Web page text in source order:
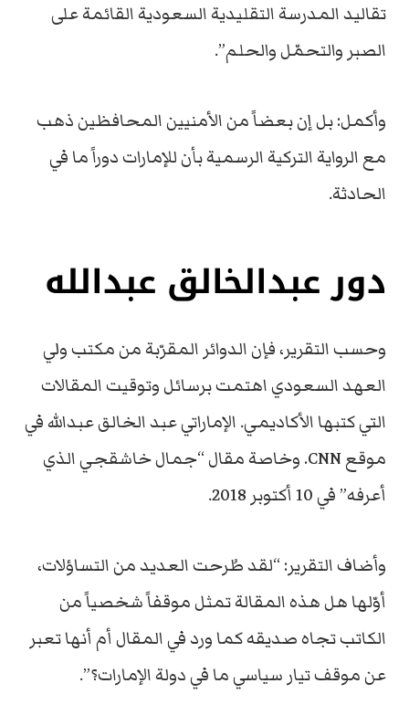
تقاليد المدرسة التقليدية السعودية القائمة على
الصبر والتحمّل والحلم”.
وأكمل: بل إن بعضاً من الأمنيين المحافظين ذهب
مع الرواية التركية الرسمية بأن للإمارات دوراً ما في
الحادثة.
دور عبدالخالق عبدالله
وحسب التقرير، فإن الدوائر المقرّبة من مكتب ولي
العهد السعودي اهتمت برسائل وتوقيت المقالات
التي كتبها الأكاديمي. الإماراتي عبد الخالق عبدالله في
موقع CNN. وخاصة مقال “جمال خاشقجي الذي
أعرفه” في 10 أكتوبر 2018.
وأضاف التقرير: “لقد طُرحت العديد من التساؤلات،
أوّلها هل هذه المقالة تمثل موقفاً شخصياً من
الكاتب تجاه صديقه كما ورد في المقال أم أنها تعبر
عن موقف تيار سياسي ما في دولة الإمارات؟”.